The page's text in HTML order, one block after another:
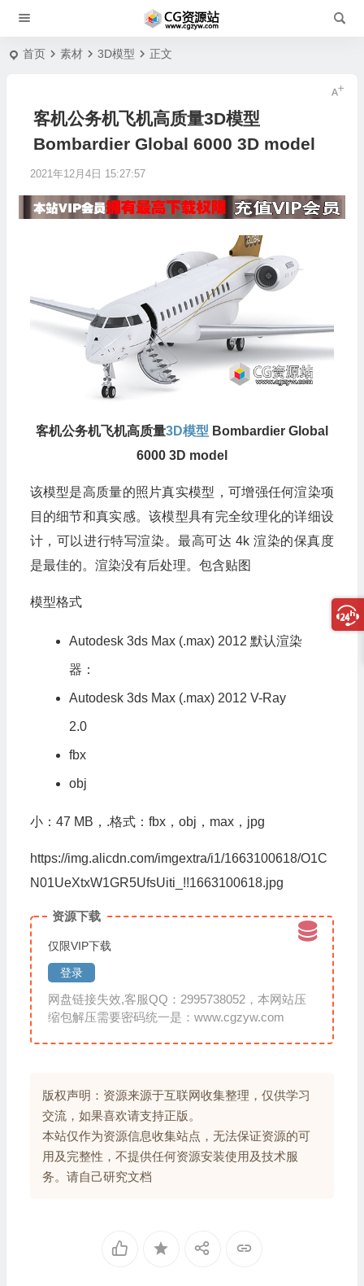
首页 素材 3D模型 正文
客机公务机飞机高质量3D模型
Bombardier Global 6000 3D model
2021年12月4日 15:27:57
客机公务机飞机高质量3D模型 Bombardier Global
6000 3D model
该模型是高质量的照片真实模型，可增强任何渲染项
目的细节和真实感。该模型具有完全纹理化的详细设
计，可以进行特写渲染。最高可达 4k 渲染的保真度
是最佳的。渲染没有后处理。包含贴图
模型格式
Autodesk 3ds Max (.max) 2012 默认渲染
器：
Autodesk 3ds Max (.max) 2012 V-Ray
2.0
fbx
obj
小：47 MB，.格式：fbx，obj，max，jpg
https://img.alicdn.com/imgextra/i1/1663100618/O1C
N01UeXtxW1GR5UfsUiti_!!1663100618.jpg
资源下载
仅限VIP下载
登录
网盘链接失效,客服QQ：2995738052，本网站压
缩包解压需要密码统一是：www.cgzyw.com
版权声明：资源来源于互联网收集整理，仅供学习
交流，如果喜欢请支持正版。
本站仅作为资源信息收集站点，无法保证资源的可
用及完整性，不提供任何资源安装使用及技术服
务。请自己研究文档